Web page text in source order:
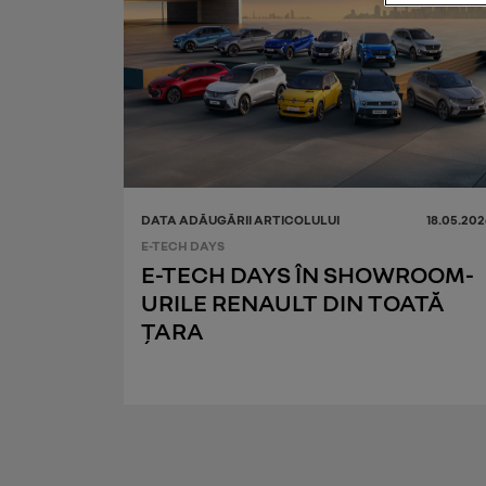
DATA ADĂUGĂRII ARTICOLULUI
E-TECH DAYS
E-TECH DAYS ÎN SHOWROOM-
URILE RENAULT DIN TOATĂ
ȚARA